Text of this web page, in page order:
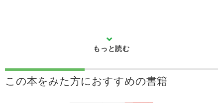
この本をみた方におすすめの書籍